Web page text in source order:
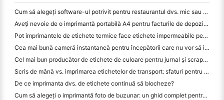
Cum să alegeți software-ul potrivit pentru restaurantul dvs. mic sau mediu
Aveți nevoie de o imprimantă portabilă A4 pentru facturile de depozit? Ce funcționează de fapt
Pot imprimantele de etichete termice face etichete impermeabile pentru produsele de afaceri mici?
Cea mai bună cameră instantaneă pentru începătorii care nu vor să irosească hârtia
Cel mai bun producător de etichete de culoare pentru jurnal și scrapbooking: adăugați mai multe culori la fiecare pagină
Scris de mână vs. imprimarea etichetelor de transport: sfaturi pentru întreprinderile mici în 2026
De ce imprimanta dvs. de etichete continuă să blocheze?
Cum să alegeți o imprimantă foto de buzunar: un ghid complet pentru utilizatorii de jurnal, călătorii și iPhone